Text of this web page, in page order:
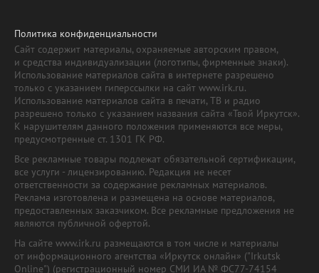
Политика конфиденциальности
Сайт содержит материалы, охраняемые авторским правом,
и средства индивидуализации (логотипы, фирменные знаки).
Использование материалов сайта в интернете разрешено
только с указанием гиперссылки на сайт www.irk.ru.
Использование материалов сайта в печати, ТВ и радио
разрешено только с указанием названия сайта «Твой Иркутск».
К нарушителям данного положения применяются все меры,
предусмотренные ст. 1301 ГК РФ.
Все рекламные товары подлежат обязательной сертификации,
все услуги - лицензированию. Редакция не несет
ответственности за содержание рекламных материалов.
Реклама изготовлена и размещена на основе материалов,
предоставленных заказчиком. Все рекламные предложения не
являются публичной офертой.
На сайте www.irk.ru размещаются в том числе и материалы
от информационного агентства «Иркутск онлайн» ("Irkutsk
Online") (регистрационный номер СМИ ИА № ФС77-74154